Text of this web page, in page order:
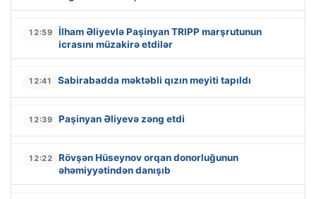
12:59
İlham Əliyevlə Paşinyan TRIPP marşrutunun
icrasını müzakirə etdilər
12:41 Sabirabadda məktəbli qızın meyiti tapıldı
12:39 Paşinyan Əliyevə zəng etdi
12:22
Rövşən Hüseynov orqan donorluğunun
əhəmiyyətindən danışıb